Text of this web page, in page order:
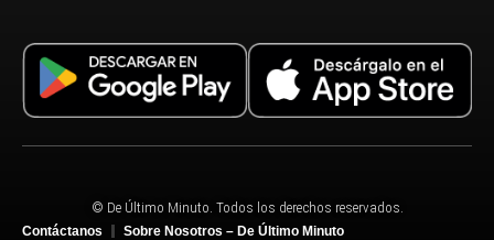
© De Último Minuto. Todos los derechos reservados.
Contáctanos
Sobre Nosotros – De Último Minuto